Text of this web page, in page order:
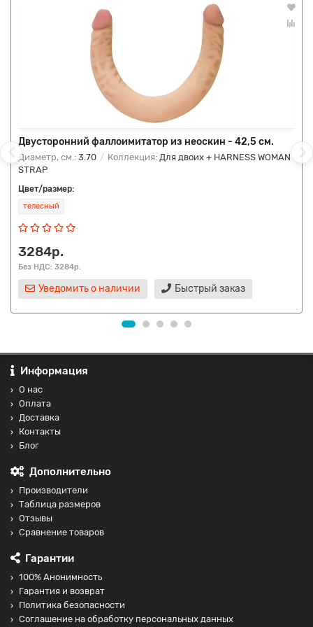
Двусторонний фаллоимитатор из неоскин - 42,5 см.
Диаметр, см.: 3.70 Коллекция: Для двоих + HARNESS WOMAN
STRAP
Цвет/размер:
телесный
3284р.
Без НДС: 3284р.
Уведомить о наличии Быстрый заказ
Информация
О нас
Оплата
Доставка
Контакты
Блог
Дополнительно
Производители
Таблица размеров
Отзывы
Сравнение товаров
Гарантии
100% Анонимность
Гарантия и возврат
Политика безопасности
Соглашение на обработку персональных данных